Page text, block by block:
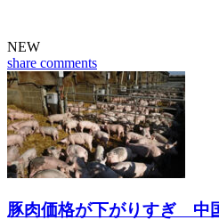
NEW
share comments
豚肉価格が下がりすぎ 中